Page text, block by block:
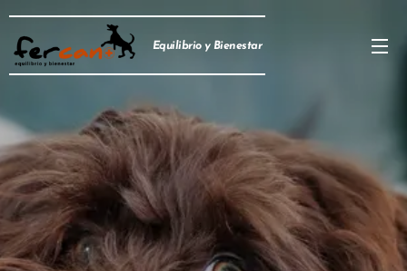
Equilibrio y Bienestar